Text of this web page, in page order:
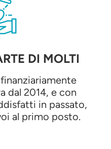
DI MOLTI
dal 2014, e con
in passato,
al primo posto.